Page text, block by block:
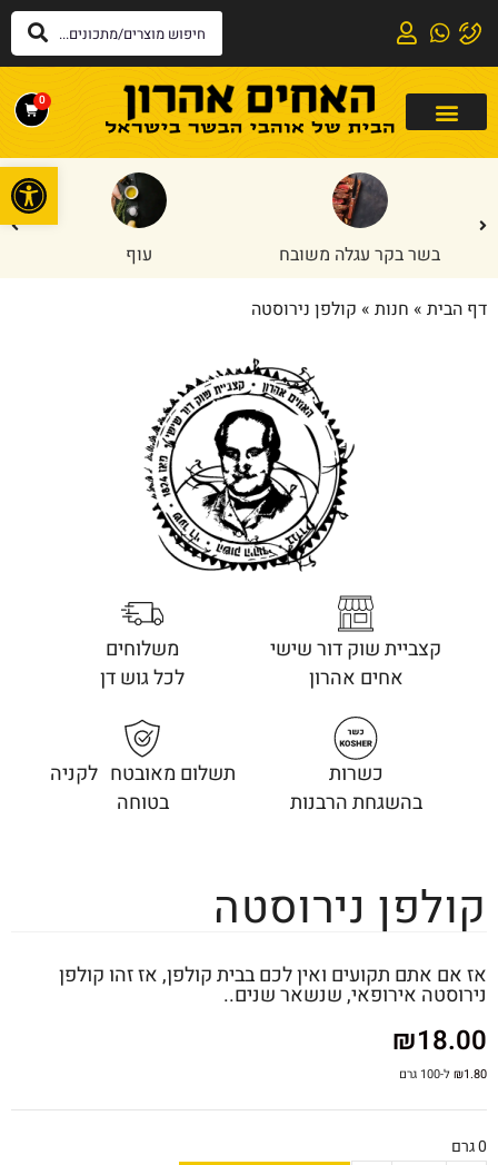
0
בשר בקר עגלה משובח עוף
דף הבית » חנות » קולפן נירוסטה
קולפן נירוסטה
אז אם אתם תקועים ואין לכם בבית קולפן, אז זהו קולפן
נירוסטה אירופאי, שנשאר שנים..
₪18.00
₪1.80 ל-100 גרם
0 גרם
קצביית שוק דור שישי
אחים אהרון
משלוחים
לכל גוש דן
כשרות
בהשגחת הרבנות
תשלום מאובטח לקניה
בטוחה